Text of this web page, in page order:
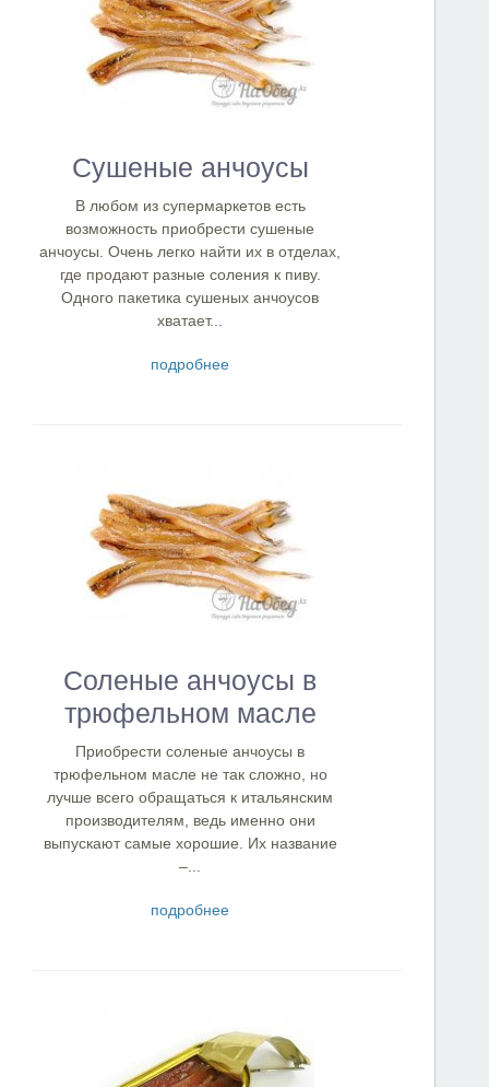
Сушеные анчоусы
В любом из супермаркетов есть
возможность приобрести сушеные
анчоусы. Очень легко найти их в отделах,
где продают разные соления к пиву.
Одного пакетика сушеных анчоусов
хватает...
подробнее
Соленые анчоусы в
трюфельном масле
Приобрести соленые анчоусы в
трюфельном масле не так сложно, но
лучше всего обращаться к итальянским
производителям, ведь именно они
выпускают самые хорошие. Их название
–...
подробнее